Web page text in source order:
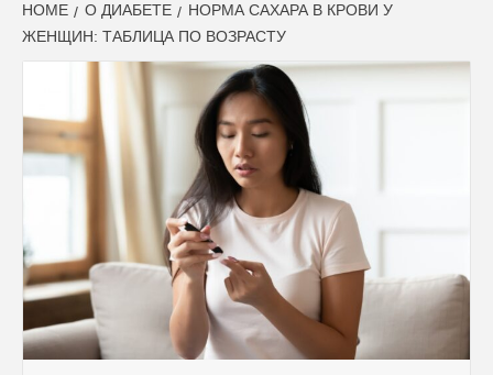
HOME О ДИАБЕТЕ
НОРМА САХАРА В КРОВИ У
ЖЕНЩИН: ТАБЛИЦА ПО ВОЗРАСТУ